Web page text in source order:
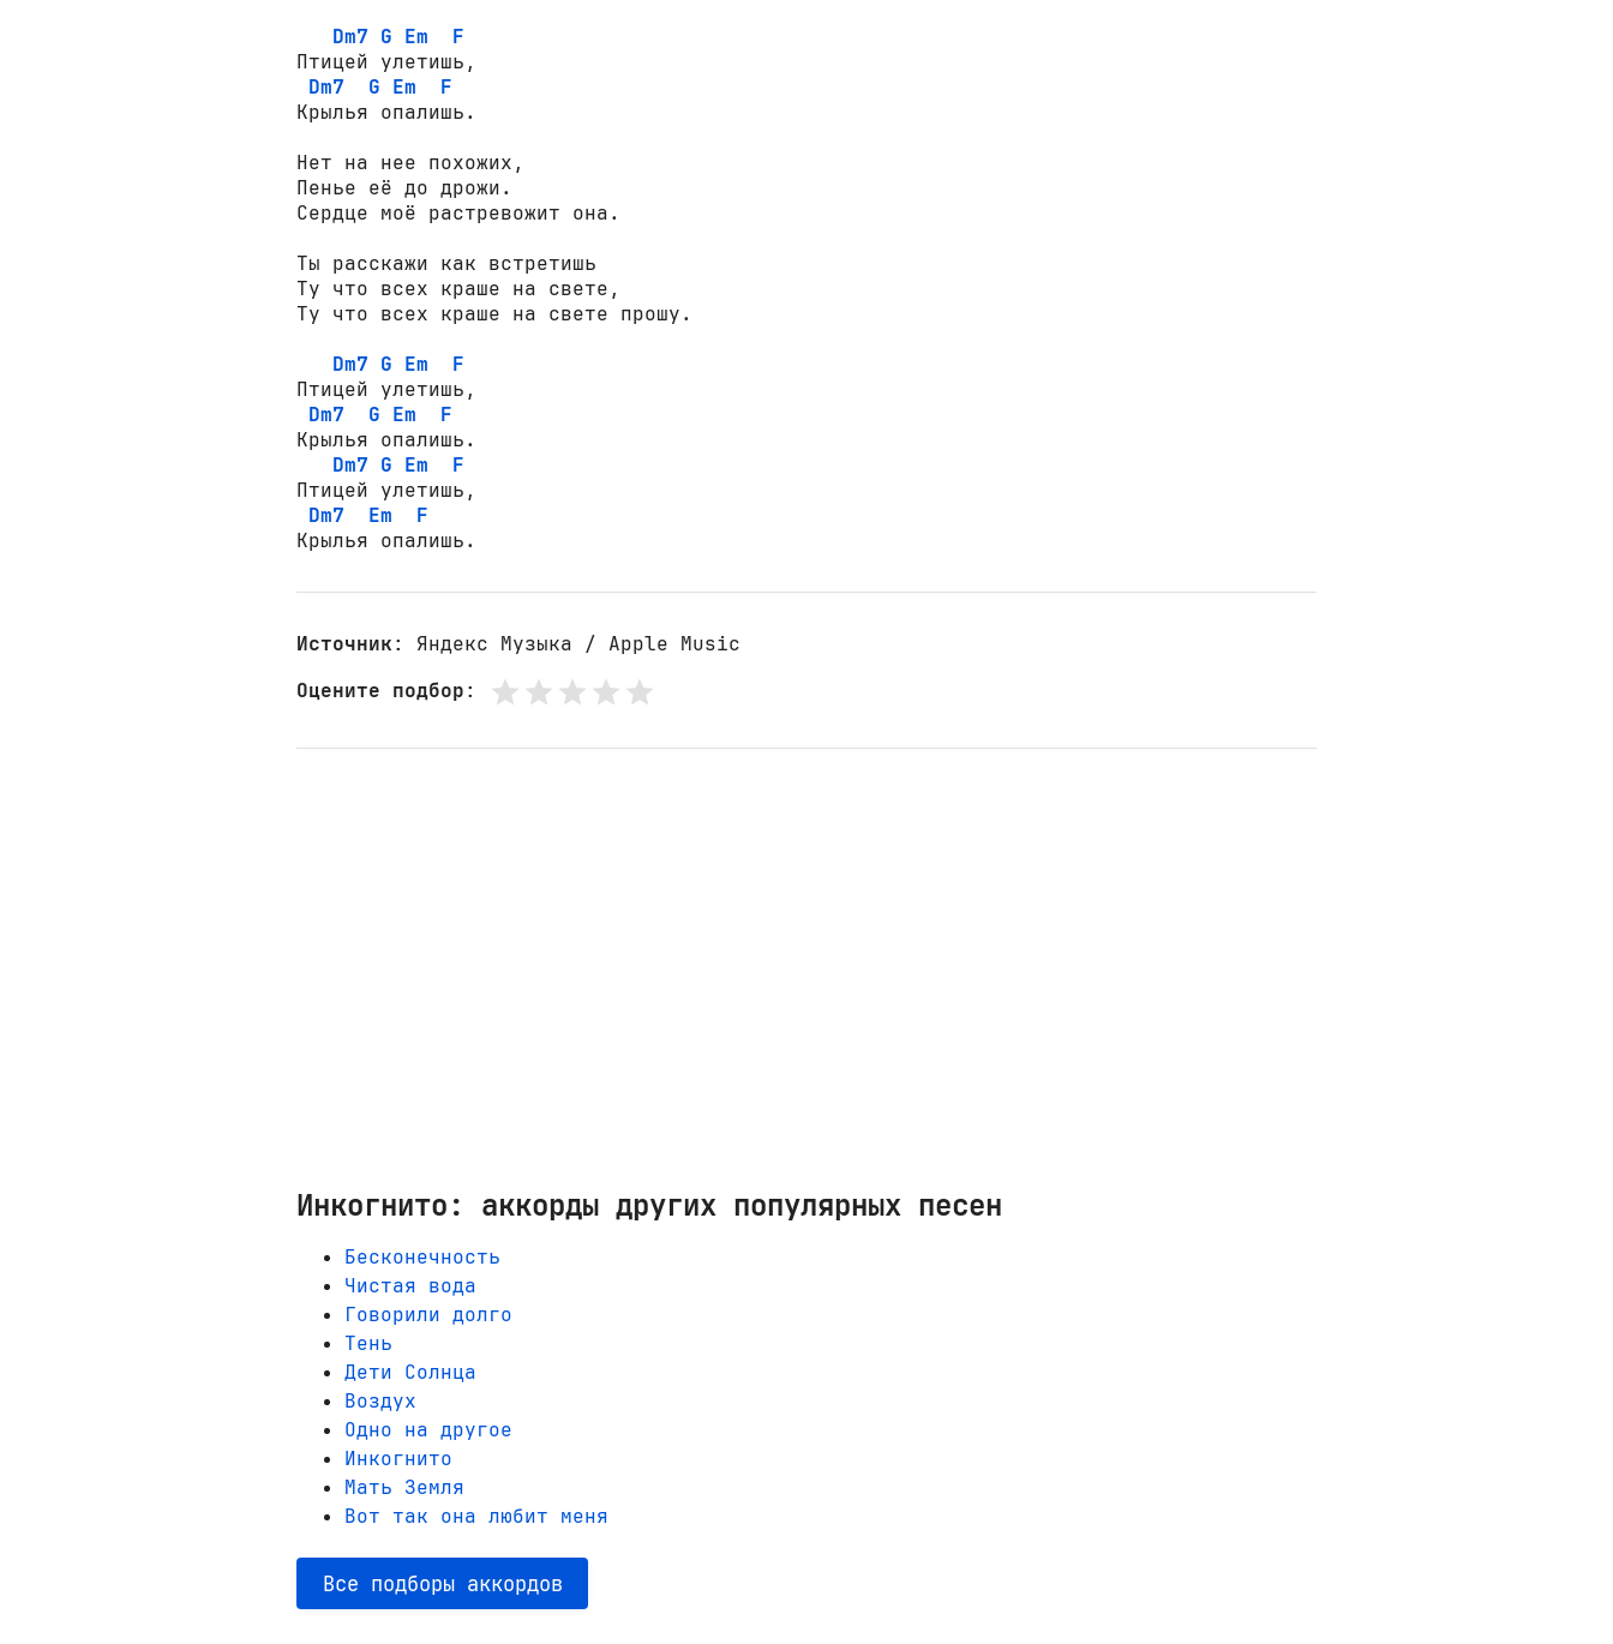
Dm7 G Em
F
Птицей улетишь,
Dm7
G Em
F
Крылья опалишь.
Нет на нее похожих,
Пенье её до дрожи.
Сердце моё растревожит она.
Ты расскажи как встретишь
Ту что всех краше на свете,
Ту что всех краше на свете прошу.
Dm7 G Em
F
Птицей улетишь,
Dm7
G Em
F
Крылья опалишь.
Dm7 G Em
F
Птицей улетишь,
Dm7
Em
F
Крылья опалишь.
Источник: Яндекс Музыка / Apple Music
Оцените подбор:
Инкогнито: аккорды других популярных песен
Бесконечность
Чистая вода
Говорили долго
Тень
Дети Солнца
Воздух
Одно на другое
Инкогнито
Мать Земля
Вот так она любит меня
Все подборы аккордов